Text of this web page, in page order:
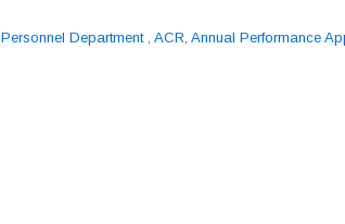
Personnel Department , ACR, Annual Performance